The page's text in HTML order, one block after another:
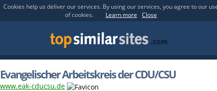
Cookies help us deliver our services. By using our services, you agree to our
of cookies.
Learn more Close
Evangelischer Arbeitskreis der CDU/CSU
www.eak-cducsu.de